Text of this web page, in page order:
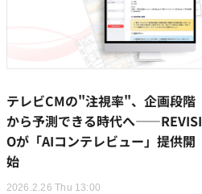
テレビCMの"注視率"、企画段階
から予測できる時代へ——REVISI
Oが「AIコンテレビュー」提供開
始
2026.2.26 Thu 13:00